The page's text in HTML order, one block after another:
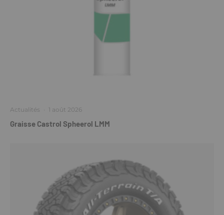
Actualités · 1 août 2026
Graisse Castrol Spheerol LMM